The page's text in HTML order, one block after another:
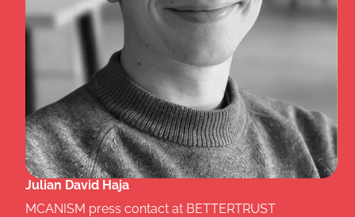
Julian David Haja
MCANISM press contact at BETTERTRUST